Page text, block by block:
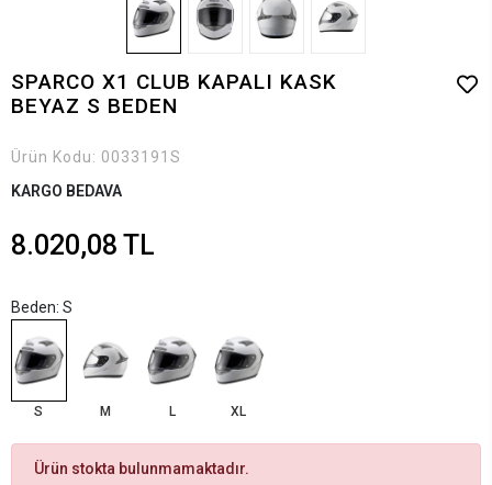
SPARCO X1 CLUB KAPALI KASK
BEYAZ S BEDEN
Ürün Kodu: 0033191S
KARGO BEDAVA
8.020,08 TL
Beden: S
S M L XL
Ürün stokta bulunmamaktadır.